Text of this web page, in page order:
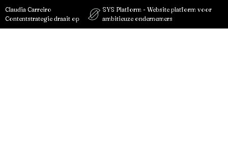
Claudia Carreiro
Contentstrategie draait op
SYS Platform - Website platform voor
ambitieuze ondernemers